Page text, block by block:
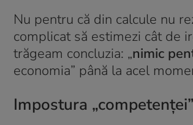
Nu pentru că din calcule nu
complicat să estimezi cât de
trăgeam concluzia: „nimic
economia” până la acel
Impostura „competenței”